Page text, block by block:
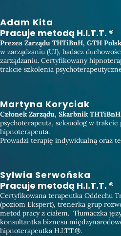
Adam Kita
Pracuje metodą H.I.T.T. ®
Prezes Zarządu THTiBnH, GTH
w zarządzaniu (UJ), badacz
zarządzaniu. Certyfikowany
trakcie szkolenia
Martyna Koryciak
Członek Zarządu, Skarbnik
psychoterapeuta, seksuolog w
hipnoterapeuta.
Prowadzi terapię indywidualną oraz
Sylwia Serwońska
Pracuje metodą H.I.T.T. ®
Certyfikowana terapeutka Oddechu
(poziom Ekspert), trenerka grup
metod pracy z ciałem. Tłumaczka
konsultantka biznesu
hipnoterapeutka H.I.T.T.®.